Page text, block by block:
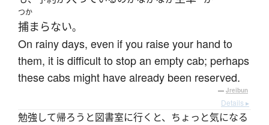
つか
捕まらない。
On rainy days, even if you raise your hand to
them, it is difficult to stop an empty cab; perhaps
these cabs might have already been reserved.
— Jreibun
Details ▸
勉強して帰ろうと図書室に行くと、ちょっと気になる